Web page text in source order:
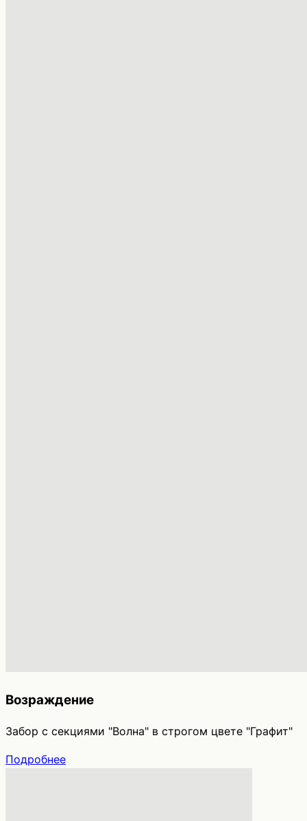
Возраждение
Забор с секциями "Волна" в строгом цвете "Графит"
Подробнее